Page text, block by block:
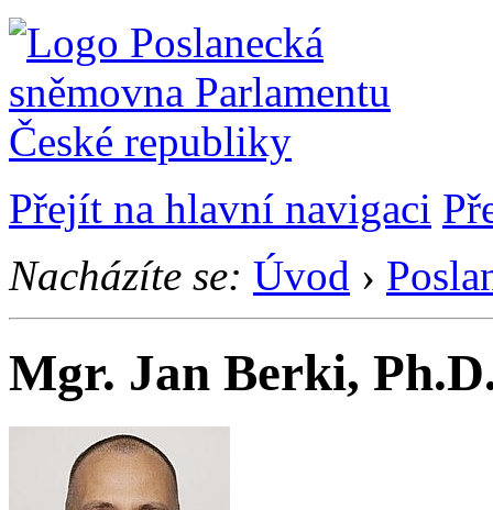
Přejít na hlavní navigaci
Nacházíte se: Úvod ›
Mgr. Jan Berki,